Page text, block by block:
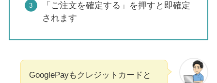
「ご注文を確定する」を押すと即確定
されます
GooglePayもクレジットカードと